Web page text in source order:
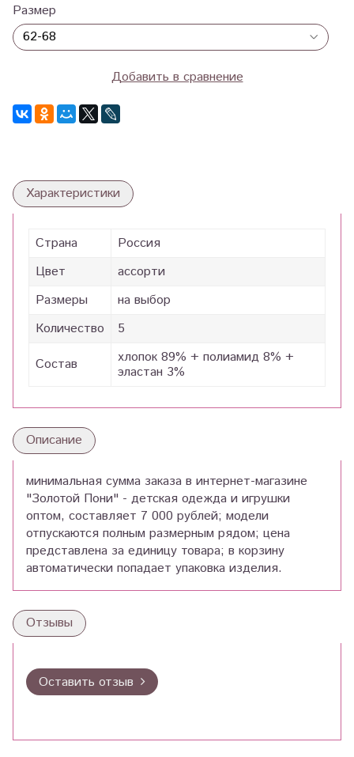
Размер
Добавить в сравнение
Характеристики
Страна
Россия
Цвет
ассорти
Размеры
на выбор
Количество
5
Состав
хлопок 89% + полиамид 8% +
эластан 3%
Описание
минимальная сумма заказа в интернет-магазине
"Золотой Пони" - детская одежда и игрушки
оптом, составляет 7 000 рублей; модели
отпускаются полным размерным рядом; цена
представлена за единицу товара; в корзину
автоматически попадает упаковка изделия.
Отзывы
Оставить отзыв